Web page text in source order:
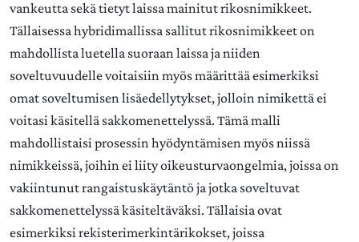
vankeutta sekä tietyt laissa mainitut rikosnimikkeet.
Tällaisessa hybridimallissa sallitut rikosnimikkeet on
mahdollista luetella suoraan laissa ja niiden
soveltuvuudelle voitaisiin myös määrittää esimerkiksi
omat soveltumisen lisäedellytykset, jolloin nimikettä ei
voitasi käsitellä sakkomenettelyssä. Tämä malli
mahdollistaisi prosessin hyödyntämisen myös niissä
nimikkeissä, joihin ei liity oikeusturvaongelmia, joissa on
vakiintunut rangaistuskäytäntö ja jotka soveltuvat
sakkomenettelyssä käsiteltäväksi. Tällaisia ovat
esimerkiksi rekisterimerkintärikokset, joissa